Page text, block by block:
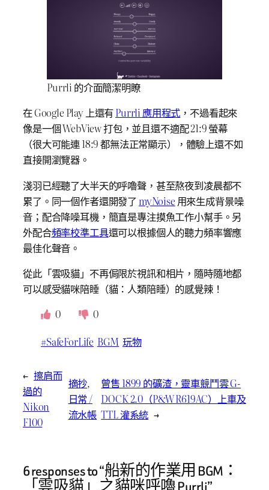
Purrli 的介面簡潔明瞭
在 Google Play 上還有Purrli 應用程式 ，不過看起來
像是一個 WebView 打包，並且還不適配 21:9 螢幕
（很大可能連 18:9 都無法正常顯示），體驗上還不如
直接開瀏覽器。
淺羽已經聽了大半天的呼嚕聲，甚至熬夜到凌晨都不
累了。同一個作者還開發了myNoise 用來生成背景噪
音；配合降噪耳機，簡直是專注摸魚工作小幫手。另
外配合頻率校準工具還可以根據個人的聽力頻率響應
最佳化聲音。
從此「雲吸貓」不再侷限於視訊和相片，隨時隨地都
可以感受貓咪陪睡（貓：人類陪睡）的感覺辣！
0
0
#SafeForLife BGM 玩物
← 擦肩而
過的
Nikon
F100
摘抄
日常 /
流水帳
曾售 1899 的礦渣，靈車競鬥雲 G-
DOCK 2.0（P&W R619AC）上車及
TTL 灌系統 →
6 responses to “船新的作業用 BGM：